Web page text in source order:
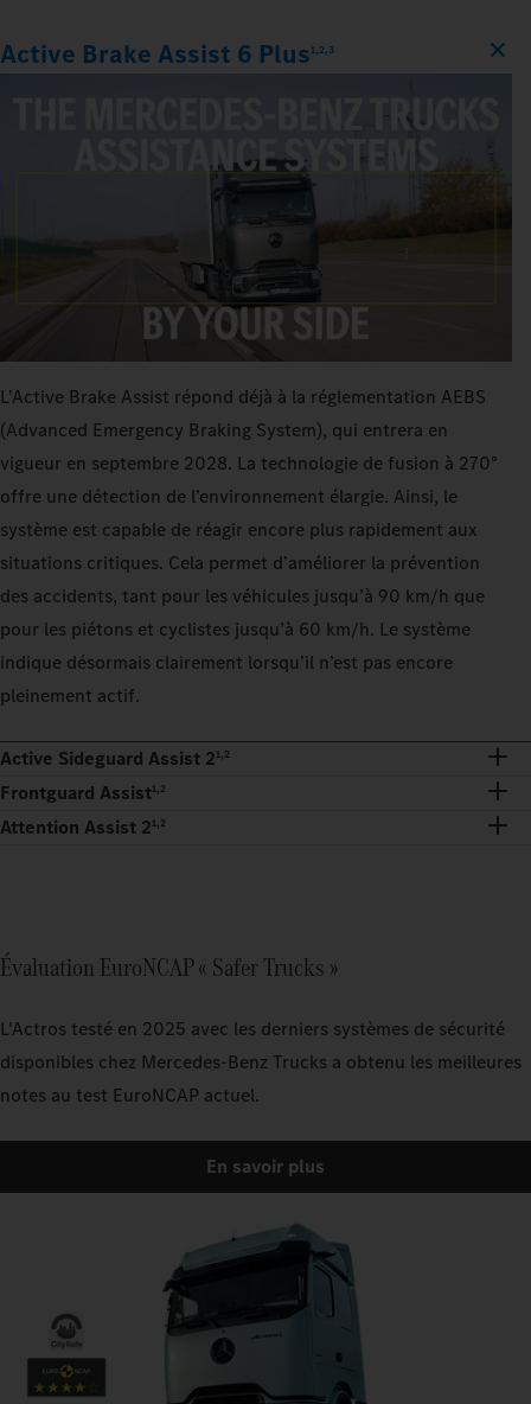
Active Brake Assist 6 Plus1,2,3
L'Active Brake Assist répond déjà à la réglementation AEBS
(Advanced Emergency Braking System), qui entrera en
vigueur en septembre 2028. La technologie de fusion à 270°
offre une détection de l’environnement élargie. Ainsi, le
système est capable de réagir encore plus rapidement aux
situations critiques. Cela permet d’améliorer la prévention
des accidents, tant pour les véhicules jusqu’à 90 km/h que
pour les piétons et cyclistes jusqu’à 60 km/h. Le système
indique désormais clairement lorsqu’il n’est pas encore
pleinement actif.
Active Sideguard Assist 21,2
Frontguard Assist1,2
Attention Assist 21,2
Évaluation EuroNCAP « Safer Trucks »
L'Actros testé en 2025 avec les derniers systèmes de sécurité
disponibles chez Mercedes-Benz Trucks a obtenu les meilleures
notes au test EuroNCAP actuel.
En savoir plus